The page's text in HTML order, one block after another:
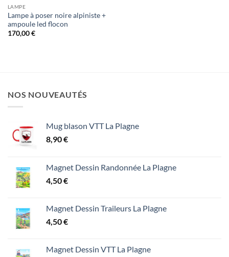
LAMPE
Lampe à poser noire alpiniste +
ampoule led flocon
170,00€
NOS NOUVEAUTÉS
Mug blason VTT La Plagne
8,90€
Magnet Dessin Randonnée La Plagne
4,50€
Magnet Dessin Traileurs La Plagne
4,50€
Magnet Dessin VTT La Plagne